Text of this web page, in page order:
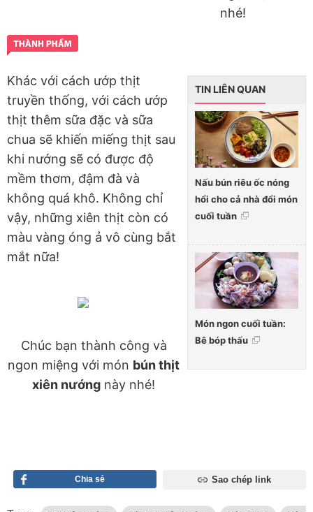
nhé!
TIN LIÊN QUAN
Nấu bún riêu ốc nóng
hổi cho cả nhà đổi món
cuối tuần
Món ngon cuối tuần:
Bê bóp thấu
Khác với cách ướp thịt
truyền thống, với cách ướp
thịt thêm sữa đặc và sữa
chua sẽ khiến miếng thịt sau
khi nướng sẽ có được độ
mềm thơm, đậm đà và
không quá khô. Không chỉ
vậy, những xiên thịt còn có
màu vàng óng ả vô cùng bắt
mắt nữa!
Chúc bạn thành công và
ngon miệng với món bún thịt
xiên nướng này nhé!
Chia sẻ Sao chép link